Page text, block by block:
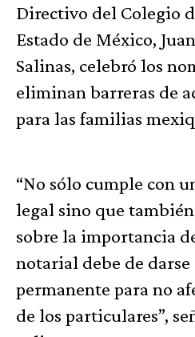
Directivo del Colegio
Estado de México,
Salinas, celebró los
eliminan barreras de
para las familias
“No sólo cumple con
legal sino que
sobre la importancia
notarial debe de darse
permanente para no
de los particulares”,